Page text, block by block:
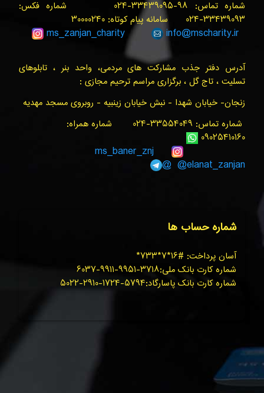
شماره تماس: ۹۸-۳۳۴۳۹۰۹۵-۰۲۴ شماره فکس:
۳۳۴۳۹۰۹۳-۰۲۴ سامانه پیام کوتاه: ۳۰۰۰۰۲۴۰
ms_zanjan_charity info@mscharity.ir
آدرس دفتر جذب مشارکت های مردمی، واحد بنر ، تابلوهای
تسلیت ، تاج گل ، برگزاری مراسم ترحیم مجازی :
زنجان- خیابان شهدا - نبش خیابان زینبیه - روبروی مسجد مهدیه
شماره تماس: ۳۳۵۵۴۰۴۹-۰۲۴ شماره همراه:
۰۹۰۲۵۴۱۰۱۶۰
ms_baner_znj
@elanat_zanjan@
شماره حساب ها
آسان پرداخت: #۱۶*۷*۷۳۳*
شماره کارت بانک ملی:۳۷۱۸-۹۹۵۱-۹۹۱۱-۶۰۳۷
شماره کارت بانک پاسارگاد:۵۷۹۴-۱۷۲۴-۲۹۱۰-۵۰۲۲